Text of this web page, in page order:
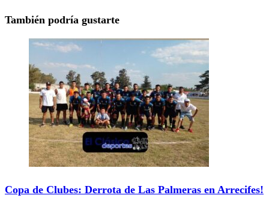
También podría gustarte
Copa de Clubes: Derrota de Las Palmeras en Arrecifes!